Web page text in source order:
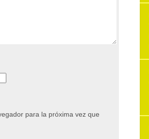
para la próxima vez que